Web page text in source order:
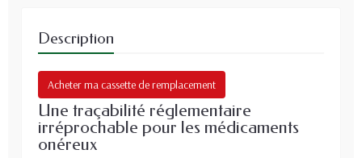
Description
Acheter ma cassette de remplacement
Une traçabilité réglementaire
irréprochable pour les médicaments
onéreux